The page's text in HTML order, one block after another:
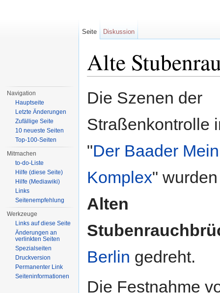
Alte
Die Szenen der
Straßenkontrolle
"Der Baader
Komplex"
Alten
Berlin gedreht.
Die Festnahme
Seite Diskussion
Navigation
Hauptseite
Letzte Änderungen
Zufällige Seite
10 neueste Seiten
Top-100-Seiten
Mitmachen
to-do-Liste
Hilfe (diese Seite)
Hilfe (Mediawiki)
Links
Seitenempfehlung
Werkzeuge
Links auf diese Seite
Änderungen an
verlinkten Seiten
Spezialseiten
Druckversion
Permanenter Link
Seiteninformationen